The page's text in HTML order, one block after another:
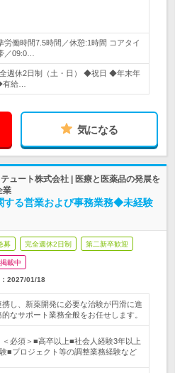
労働時間7.5時間／休憩:1時間 コアタイ
／09:0…
週休2日制（土・日） ◆祝日 ◆年末年
有給…
気になる
ュート株式会社 | 医療と医薬品の発展を
業
する営業および事務業務◆未経験
募 完全週休2日制 第二新卒歓迎
載中
2027/01/18
し、新薬開発に必要な治験が円滑に進
なサポート業務全般をお任せします。
必須＞■高卒以上■社会人経験3年以上
■プロジェクト等の調整業務経験など